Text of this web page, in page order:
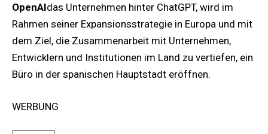
OpenAIdas Unternehmen hinter ChatGPT, wird im
Rahmen seiner Expansionsstrategie in Europa und mit
dem Ziel, die Zusammenarbeit mit Unternehmen,
Entwicklern und Institutionen im Land zu vertiefen, ein
Büro in der spanischen Hauptstadt eröffnen.
WERBUNG